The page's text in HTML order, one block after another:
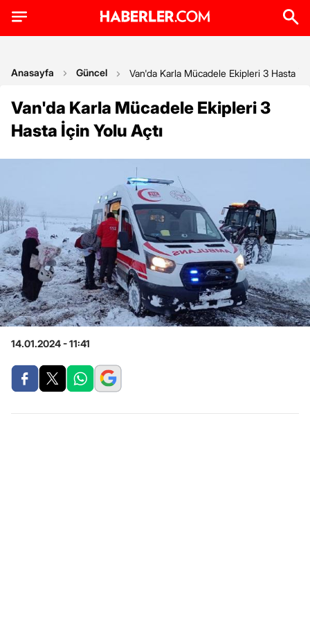
Anasayfa Güncel Van'da Karla Mücadele Ekipleri 3 Hasta
Van'da Karla Mücadele Ekipleri 3
Hasta İçin Yolu Açtı
14.01.2024 - 11:41